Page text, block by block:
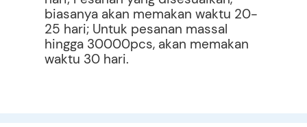
biasanya akan memakan waktu 20-
25 hari; Untuk pesanan massal
hingga 30000pcs, akan memakan
waktu 30 hari.